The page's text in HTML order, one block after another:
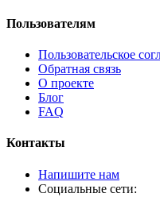
Пользователям
Пользовательское
Обратная связь
О проекте
Блог
FAQ
Контакты
Напишите нам
Социальные сети: